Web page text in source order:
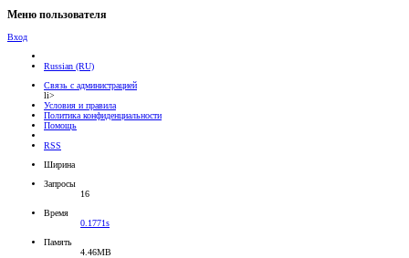
Меню пользователя
Вход
Russian (RU)
Связь с администрацией
li>
Условия и правила
Политика конфиденциальности
Помощь
RSS
Ширина
Запросы
16
Время
0.1771s
Память
4.46MB